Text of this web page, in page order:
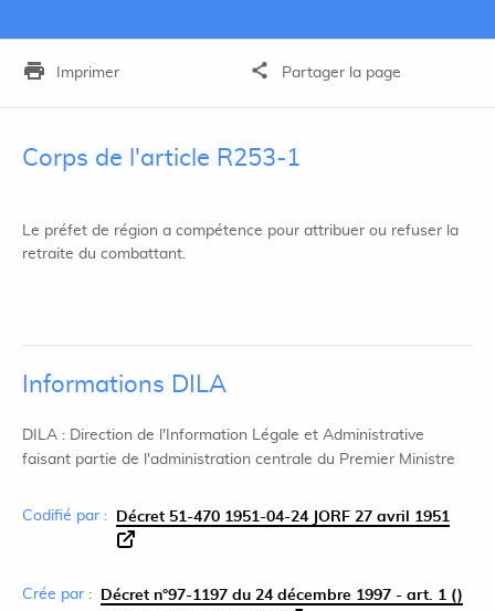
Imprimer Partager la page
Corps de l'article R253-1
Le préfet de région a compétence pour attribuer ou refuser la
retraite du combattant.
Informations DILA
DILA : Direction de l'Information Légale et Administrative
faisant partie de l'administration centrale du Premier Ministre
Codifié par : Décret 51-470 1951-04-24 JORF 27 avril 1951
Crée par :
Décret n°97-1197 du 24 décembre 1997 - art. 1 ()